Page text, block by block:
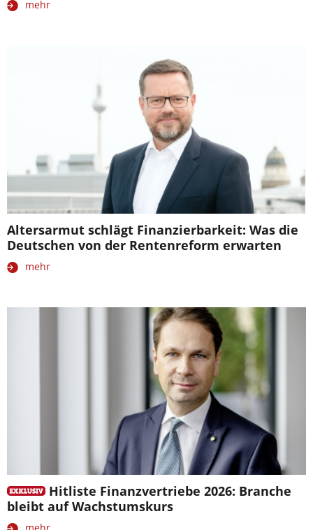
mehr
Altersarmut schlägt Finanzierbarkeit: Was die
Deutschen von der Rentenreform erwarten
mehr
Hitliste Finanzvertriebe 2026: Branche
bleibt auf Wachstumskurs